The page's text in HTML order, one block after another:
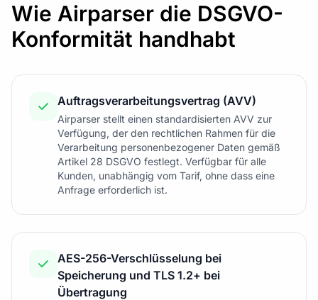
Wie Airparser die DSGVO-
Konformität handhabt
Auftragsverarbeitungsvertrag (AVV)
Airparser stellt einen standardisierten AVV zur
Verfügung, der den rechtlichen Rahmen für die
Verarbeitung personenbezogener Daten gemäß
Artikel 28 DSGVO festlegt. Verfügbar für alle
Kunden, unabhängig vom Tarif, ohne dass eine
Anfrage erforderlich ist.
AES-256-Verschlüsselung bei
Speicherung und TLS 1.2+ bei
Übertragung